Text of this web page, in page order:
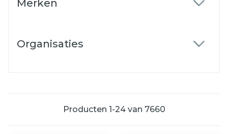
Merken
Organisaties
Producten 1-24van 7660